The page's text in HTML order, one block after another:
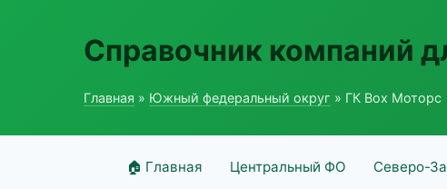
Справочник компаний
Главная » Южный федеральный округ » ГК Box Моторс
🏠 Главная Центральный ФО Северо-